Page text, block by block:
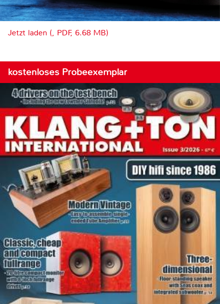
Jetzt laden (, PDF, 6.68 MB)
kostenloses Probeexemplar